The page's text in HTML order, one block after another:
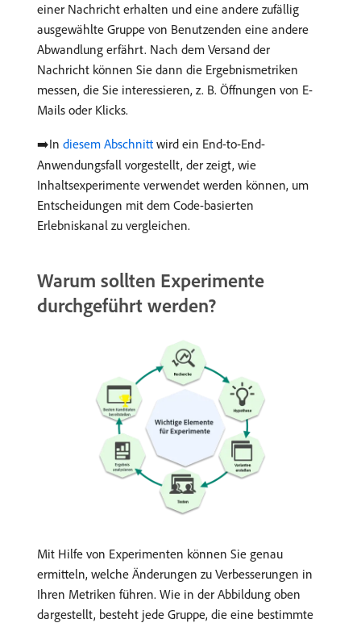
einer Nachricht erhalten und eine andere zufällig
ausgewählte Gruppe von Benutzenden eine andere
Abwandlung erfährt. Nach dem Versand der
Nachricht können Sie dann die Ergebnismetriken
messen, die Sie interessieren, z. B. Öffnungen von E-
Mails oder Klicks.
➡️In diesem Abschnitt wird ein End-to-End-
Anwendungsfall vorgestellt, der zeigt, wie
Inhaltsexperimente verwendet werden können, um
Entscheidungen mit dem Code-basierten
Erlebniskanal zu vergleichen.
Warum sollten Experimente
durchgeführt werden?
Mit Hilfe von Experimenten können Sie genau
ermitteln, welche Änderungen zu Verbesserungen in
Ihren Metriken führen. Wie in der Abbildung oben
dargestellt, besteht jede Gruppe, die eine bestimmte